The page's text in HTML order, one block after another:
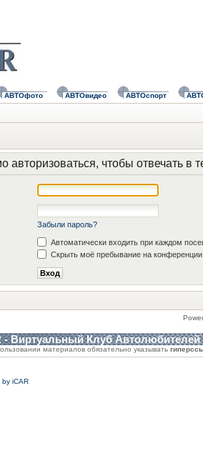
АВТОфото АВТОвидео АВТОспорт
авторизоваться, чтобы отвечать в
Забыли пароль?
Автоматически входить при каждом
Скрыть моё пребывание на конференции
- Виртуальный Клуб Автолюбителей
материалов обязательно указывать